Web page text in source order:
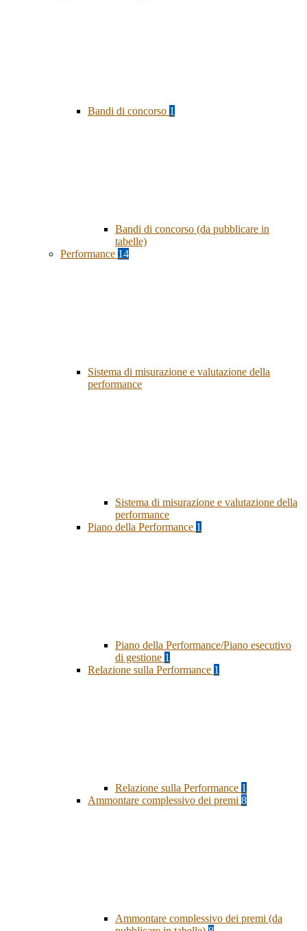
Bandi di concorso 1
Bandi di concorso (da pubblicare in
tabelle)
Performance 14
Sistema di misurazione e valutazione della
performance
Sistema di misurazione e valutazione della
performance
Piano della Performance 1
Piano della Performance/Piano esecutivo
di gestione 1
Relazione sulla Performance 1
Relazione sulla Performance 1
Ammontare complessivo dei premi 8
Ammontare complessivo dei premi (da